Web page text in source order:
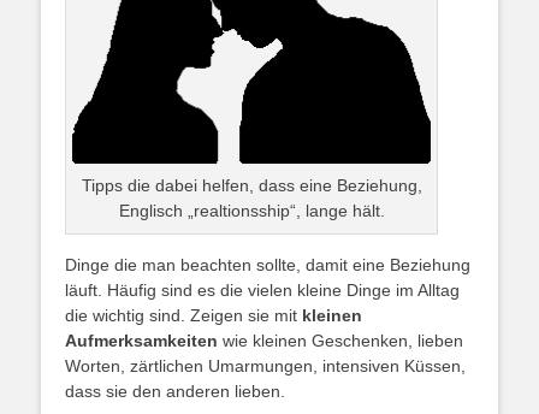
Tipps die dabei helfen, dass eine Beziehung,
Englisch „realtionsship“, lange hält.
Dinge die man beachten sollte, damit eine Beziehung
läuft. Häufig sind es die vielen kleine Dinge im Alltag
die wichtig sind. Zeigen sie mit kleinen
Aufmerksamkeiten wie kleinen Geschenken, lieben
Worten, zärtlichen Umarmungen, intensiven Küssen,
dass sie den anderen lieben.